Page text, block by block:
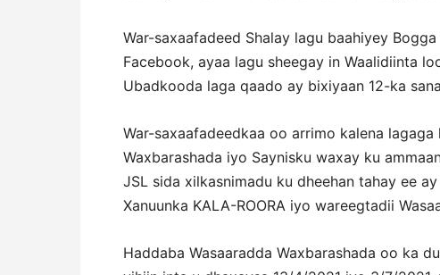
War-saxaafadeed Shalay lagu baahiyey
Facebook, ayaa lagu sheegay in Waalidiinta
Ubadkooda laga qaado ay bixiyaan 12-ka
War-saxaafadeedkaa oo arrimo kalena lagaga
Waxbarashada iyo Saynisku waxay ku
JSL sida xilkasnimadu ku dheehan tahay ee
Xanuunka KALA-ROORA iyo wareegtadii
Haddaba Wasaaradda Waxbarashada oo ka